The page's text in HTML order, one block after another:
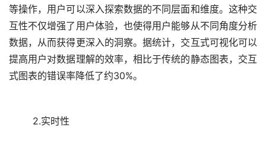
等操作，用户可以深入探索数据的不同层面和维度。这种交
互性不仅增强了用户体验，也使得用户能够从不同角度分析
数据，从而获得更深入的洞察。据统计，交互式可视化可以
提高用户对数据理解的效率，相比于传统的静态图表，交互
2.实时性